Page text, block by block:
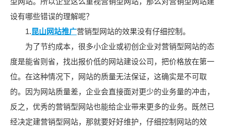
设有哪些错误的理解呢？
1.昆山网站推广营销型网站的效果没有仔细控制。
为了节约成本，很多小企业或初创企业对营销型网站的态
度是能省则省，找出报价低的网站建设公司，把价格放在第一
位。在这种情况下，网站的质量无法保证，这确实是不可取
的。因为网站质量差，企业会直接面对更少的业务量的冲击，
反之，优秀的营销型网站也能给企业带来更多的业务。既然已
经决定建营销型网站，那就要好好维护，仔细控制网站的效